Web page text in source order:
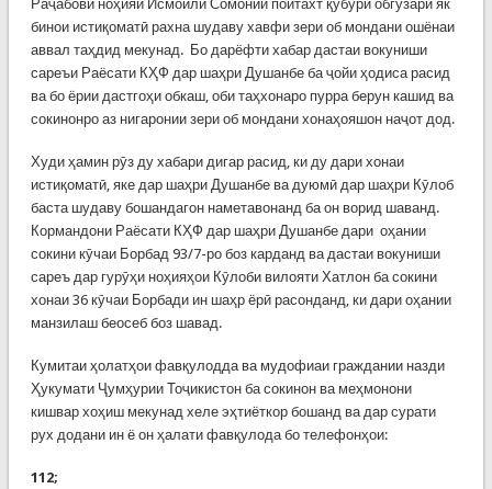
Раҷабови ноҳияи Исмоили Сомонии пойтахт қубури обгузари як
бинои истиқоматӣ рахна шудаву хавфи зери об мондани ошёнаи
аввал таҳдид мекунад. Бо дарёфти хабар дастаи вокуниши
сареъи Раёсати КҲФ дар шаҳри Душанбе ба ҷойи ҳодиса расид
ва бо ёрии дастгоҳи обкаш, оби таҳхонаро пурра берун кашид ва
сокинонро аз нигаронии зери об мондани хонаҳояшон наҷот дод.
Худи ҳамин рӯз ду хабари дигар расид, ки ду дари хонаи
истиқоматӣ, яке дар шаҳри Душанбе ва дуюмӣ дар шаҳри Кӯлоб
баста шудаву бошандагон наметавонанд ба он ворид шаванд.
Кормандони Раёсати КҲФ дар шаҳри Душанбе дари оҳании
сокини кӯчаи Борбад 93/7-ро боз карданд ва дастаи вокуниши
сареъ дар гурӯҳи ноҳияҳои Кӯлоби вилояти Хатлон ба сокини
хонаи 36 кӯчаи Борбади ин шаҳр ёрӣ расонданд, ки дари оҳании
манзилаш беосеб боз шавад.
Кумитаи ҳолатҳои фавқулодда ва мудофиаи граждании назди
Ҳукумати Ҷумҳурии Тоҷикистон ба сокинон ва меҳмонони
кишвар хоҳиш мекунад хеле эҳтиёткор бошанд ва дар сурати
рух додани ин ё он ҳалати фавқулода бо телефонҳои:
112;